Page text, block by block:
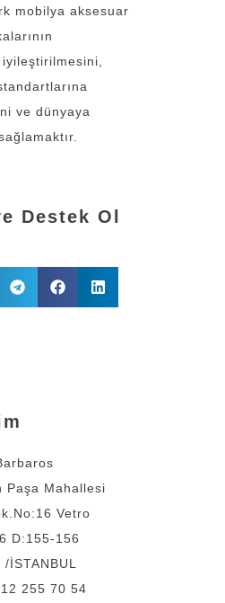
mobilya aksesuar
iyileştirilmesini,
ve dünyaya
Destek Ol
Paşa Mahallesi
Vetro
D:155-156
İSTANBUL
255 70 54